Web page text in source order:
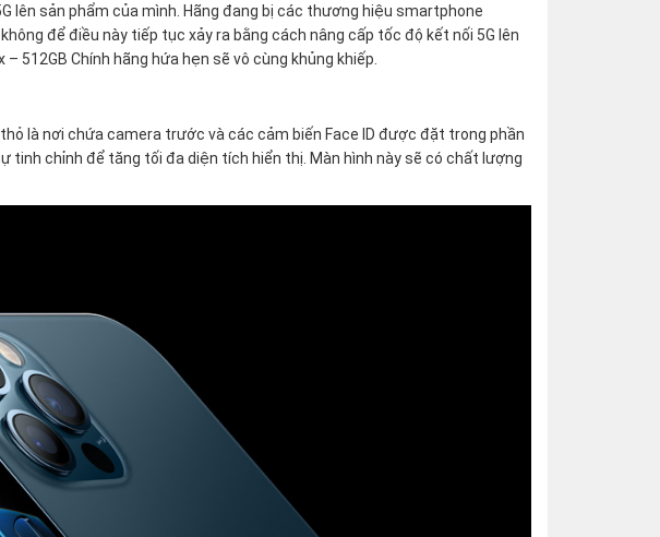
lên sản phẩm của mình. Hãng đang bị các thương hiệu smartphone
để điều này tiếp tục xảy ra bằng cách nâng cấp tốc độ kết nối 5G lên
512GB Chính hãng hứa hẹn sẽ vô cùng khủng khiếp.
là nơi chứa camera trước và các cảm biến Face ID được đặt trong phần
tinh chỉnh để tăng tối đa diện tích hiển thị. Màn hình này sẽ có chất lượng